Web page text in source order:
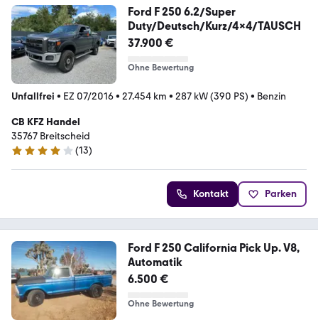
Ford F 250 6.2/Super
Duty/Deutsch/Kurz/4x4/TAUSCH
37.900 €
Ohne Bewertung
Unfallfrei • EZ 07/2016• 27.454 km • 287 kW (390 PS) • Benzin
CB KFZ Handel
35767 Breitscheid
3.8 Sterne
(13)
Kontakt Parken
Ford F 250 California Pick Up. V8,
Automatik
6.500 €
Ohne Bewertung